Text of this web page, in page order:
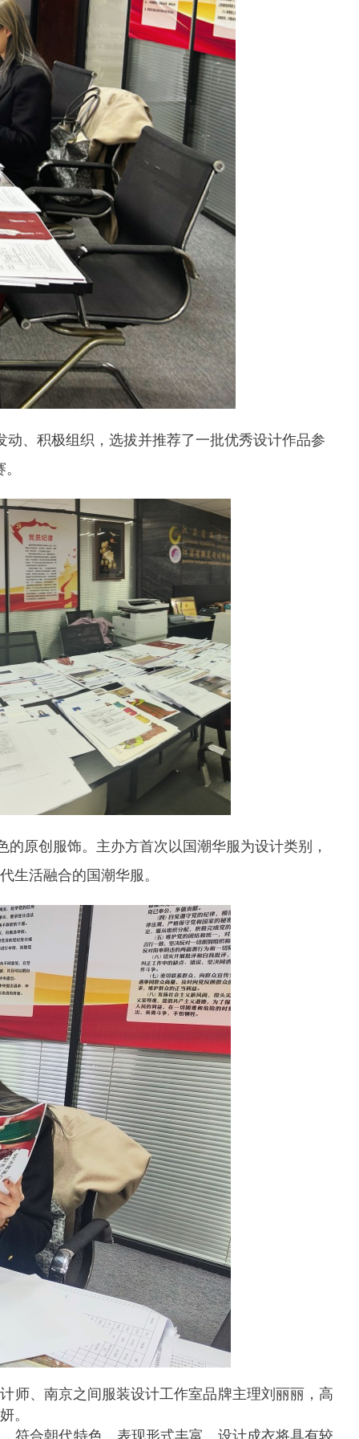
、积极组织，选拔并推荐了一批优秀设计作品参
原创服饰。主办方首次以国潮华服为设计类别，
活融合的国潮华服。
师、南京之间服装设计工作室品牌主理刘丽丽，高
。
符合朝代特色，表现形式丰富。设计成衣将具有较